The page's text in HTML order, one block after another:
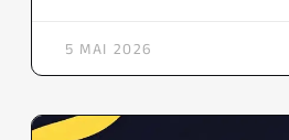
5 MAI 2026